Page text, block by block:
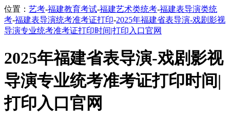
位置： 艺考-福建教育考试-福建艺术类统考-福建表导演类统
考-福建表导演统考准考证打印-2025年福建省表导演-戏剧影视
导演专业统考准考证打印时间|打印入口官网
2025年福建省表导演-戏剧影视
导演专业统考准考证打印时间|
打印入口官网